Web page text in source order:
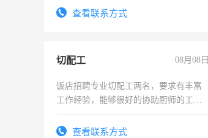
宿，免费发放劳保用品，两班倒，每月
查看联系方式
切配工 08月08日
饭店招聘专业切配工两名，要求有丰富
工作经验，能够很好的协助厨师的工
4500。查看联系方式